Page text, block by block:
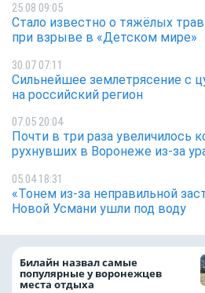
25.08 09:05
Стало известно о тяжёлых
при взрыве в «Детском мире»
30.07 07:11
Сильнейшее землетрясение с
на российский регион
07.05 20:04
Почти в три раза увеличилось
рухнувших в Воронеже из-за
05.04 18:31
«Тонем из-за неправильной
Новой Усмани ушли под воду
Билайн назвал самые
популярные у воронежцев
места отдыха